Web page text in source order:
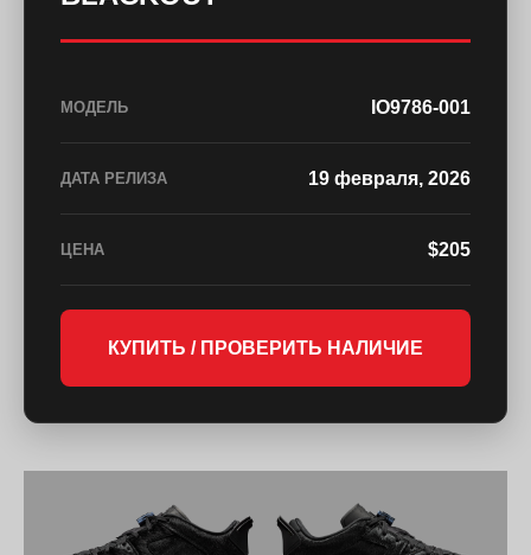
МОДЕЛЬ IO9786-001
ДАТА РЕЛИЗА 19 февраля, 2026
ЦЕНА $205
КУПИТЬ / ПРОВЕРИТЬ НАЛИЧИЕ